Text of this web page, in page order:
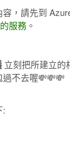
，請先到
服務。
立刻把所建立的
不去喔💸💸💸
: